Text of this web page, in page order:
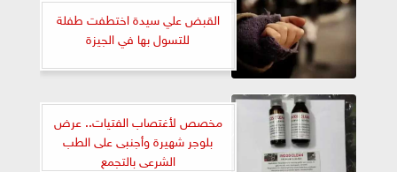
القبض علي سيدة اختطفت طفلة
للتسول بها في الجيزة
مخصص لأغتصاب الفتيات.. عرض
بلوجر شهيرة وأجنبى على الطب
الشرعى بالتجمع